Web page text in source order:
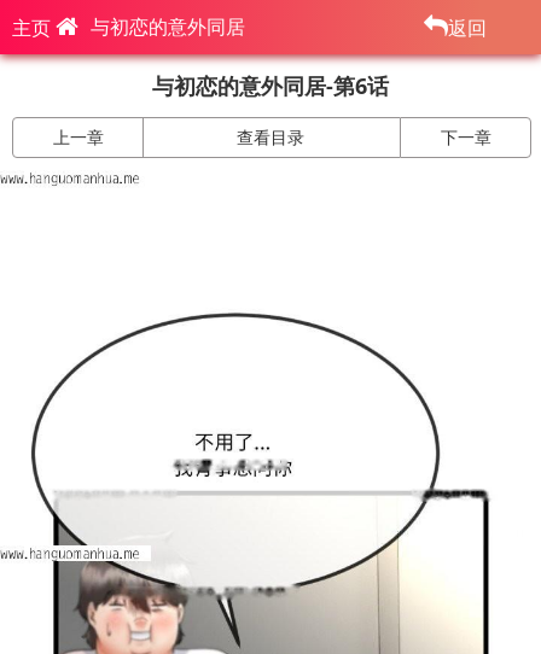
主页 与初恋的意外同居 返回
与初恋的意外同居-第6话
上一章 查看目录 下一章